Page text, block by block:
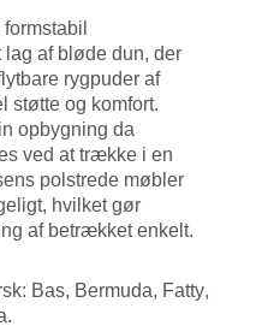
lag af bløde dun, der
rygpuder af
støtte og komfort.
opbygning da
ved at trække i en
polstrede møbler
hvilket gør
af betrækket enkelt.
Bas, Bermuda, Fatty,
.